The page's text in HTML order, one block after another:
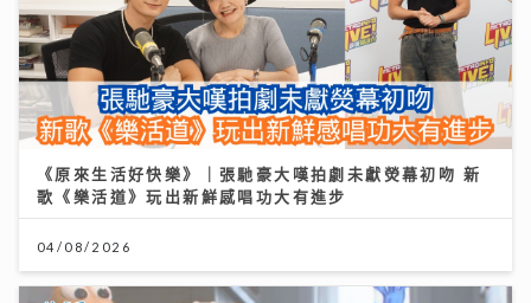
《原來生活好快樂》｜張馳豪大嘆拍劇未獻熒幕初吻 新
歌《樂活道》玩出新鮮感唱功大有進步
04/08/2026